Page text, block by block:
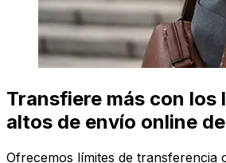
Transfiere más con los
altos de envío online
Ofrecemos límites de transferencia